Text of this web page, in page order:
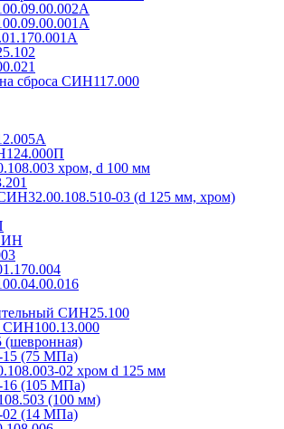
сброса СИН117.000
хром, d 100 мм
03 (d 125 мм, хром)
СИН25.100
СИН100.13.000
(75 МПа)
02 хром d 125 мм
(105 МПа)
(100 мм)
(14 МПа)